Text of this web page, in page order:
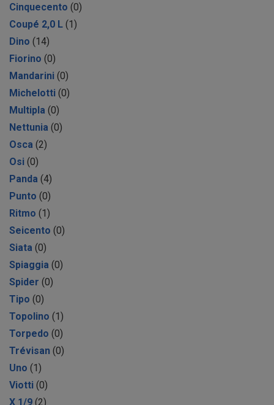
Cinquecento (0)
Coupé 2,0 L (1)
Dino (14)
Fiorino (0)
Mandarini (0)
Michelotti (0)
Multipla (0)
Nettunia (0)
Osca (2)
Osi (0)
Panda (4)
Punto (0)
Ritmo (1)
Seicento (0)
Siata (0)
Spiaggia (0)
Spider (0)
Tipo (0)
Topolino (1)
Torpedo (0)
Trévisan (0)
Uno (1)
Viotti (0)
X 1/9 (2)